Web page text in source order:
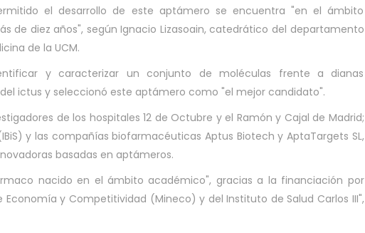
el desarrollo de este aptámero se encuentra "en el ámbito
de diez años", según Ignacio Lizasoain, catedrático del departamento
de la UCM.
y caracterizar un conjunto de moléculas frente a dianas
ictus y seleccionó este aptámero como "el mejor candidato".
de los hospitales 12 de Octubre y el Ramón y Cajal de Madrid;
y las compañías biofarmacéuticas Aptus Biotech y AptaTargets SL,
basadas en aptámeros.
nacido en el ámbito académico", gracias a la financiación por
Economía y Competitividad (Mineco) y del Instituto de Salud Carlos III",